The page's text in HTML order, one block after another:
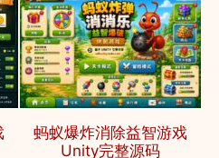
蚂蚁爆炸消除益智游戏
Unity完整源码